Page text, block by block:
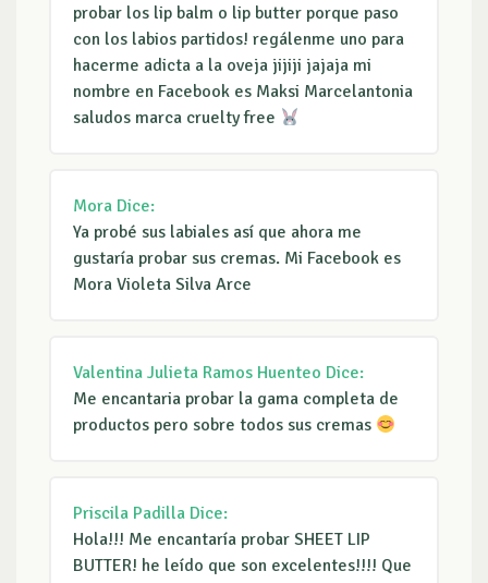
probar los lip balm o lip butter porque paso
con los labios partidos! regálenme uno para
hacerme adicta a la oveja jijiji jajaja mi
nombre en Facebook es Maksi Marcelantonia
saludos marca cruelty free
Mora Dice:
Ya probé sus labiales así que ahora me
gustaría probar sus cremas. Mi Facebook es
Mora Violeta Silva Arce
Valentina Julieta Ramos Huenteo Dice:
Me encantaria probar la gama completa de
productos pero sobre todos sus cremas
Priscila Padilla Dice:
Hola!!! Me encantaría probar SHEET LIP
BUTTER! he leído que son excelentes!!!! Que